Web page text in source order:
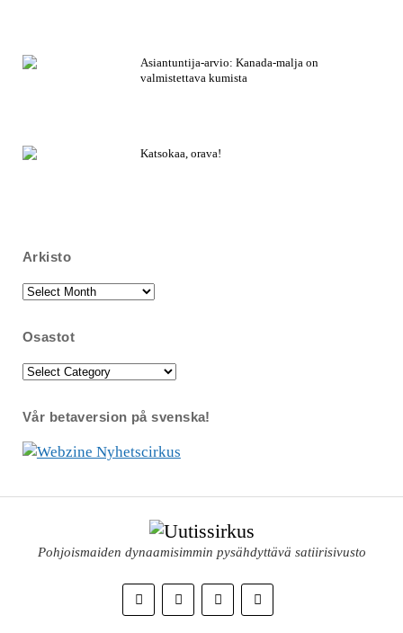
Asiantuntija-arvio: Kanada-malja on
valmistettava kumista
Katsokaa, orava!
Arkisto
Arkisto
Osastot
Osastot
Vår betaversion på svenska!
Pohjoismaiden dynaamisimmin pysähdyttävä satiirisivusto